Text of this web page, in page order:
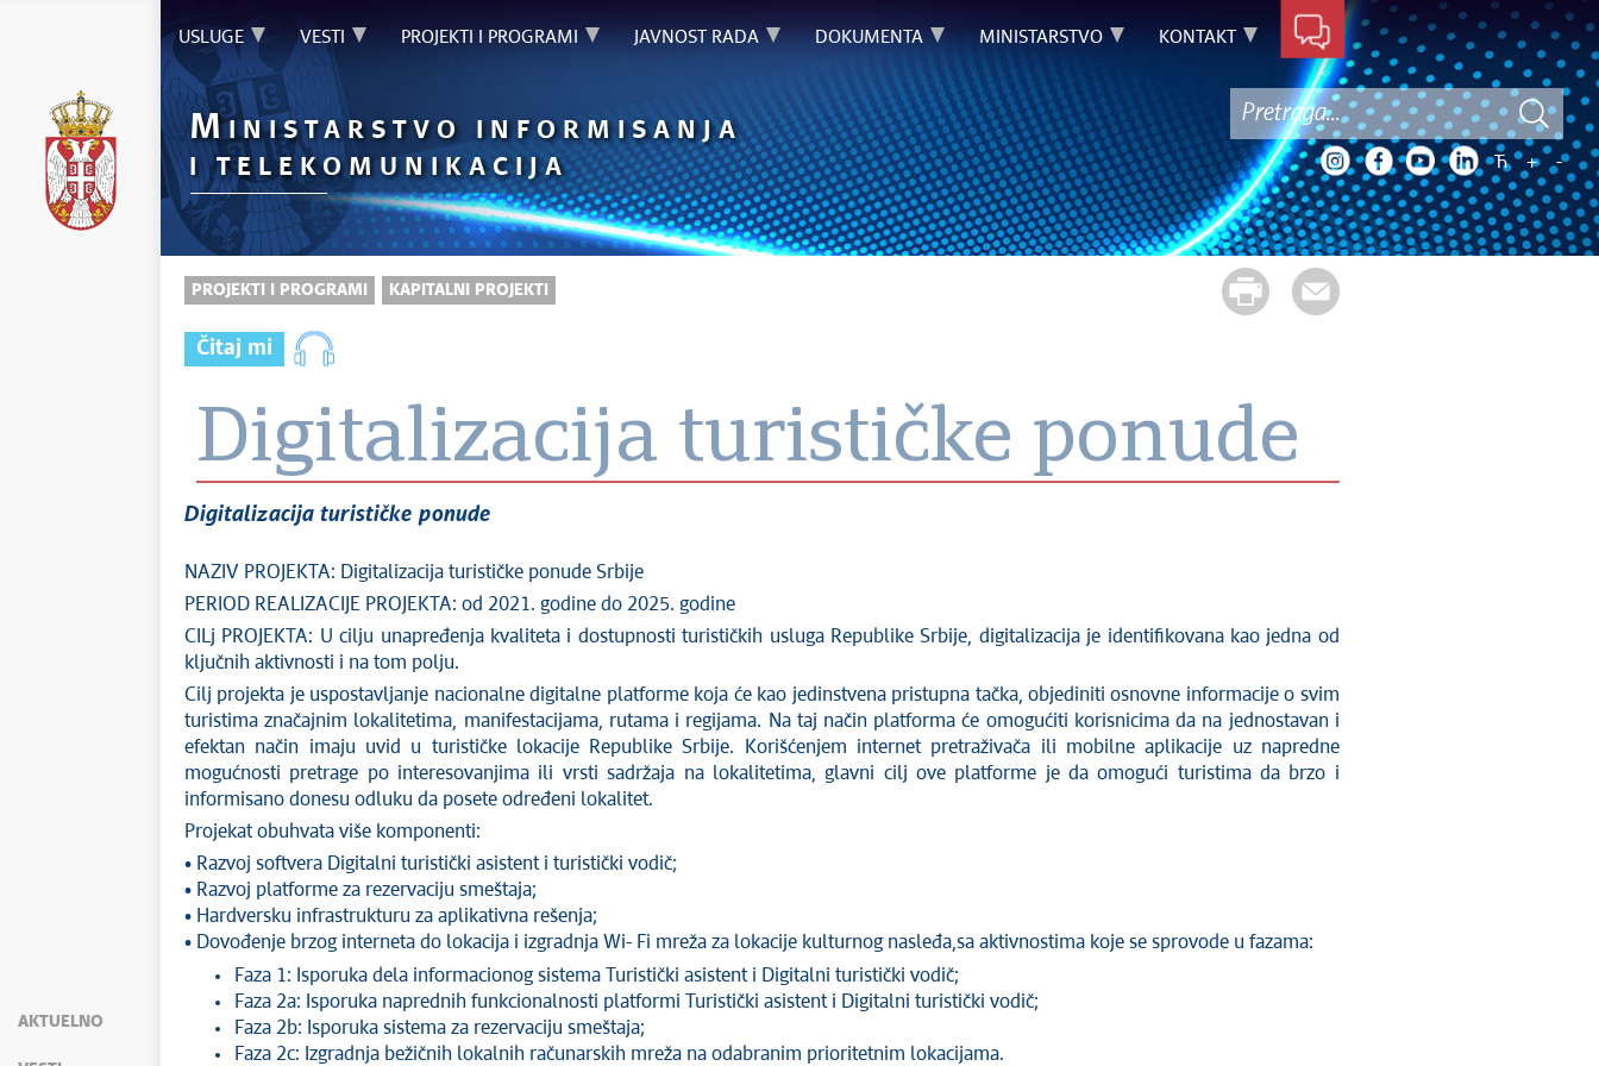
AKTUELNO
USLUGE VESTI PROJEKTI I PROGRAMI JAVNOST RADA DOKUMENTA MINISTARSTVO KONTAKT
M INISTARSTVO INFORMISANJA
I TELEKOMUNIKACIJA
Ћ + -
PROJEKTI I PROGRAMI KAPITALNI PROJEKTI
Čitaj mi
Digitalizacija turističke ponude
Digitalizacija turističke ponude
NAZIV PROJEKTA: Digitalizacija turističke ponude Srbije
PERIOD REALIZACIJE PROJEKTA: od 2021. godine do 2025. godine
CILj PROJEKTA: U cilju unapređenja kvaliteta i dostupnosti turističkih usluga Republike Srbije, digitalizacija je identifikovana kao jedna od
ključnih aktivnosti i na tom polju.
Cilj projekta je uspostavljanje nacionalne digitalne platforme koja će kao jedinstvena pristupna tačka, objediniti osnovne informacije o svim
turistima značajnim lokalitetima, manifestacijama, rutama i regijama. Na taj način platforma će omogućiti korisnicima da na jednostavan i
efektan način imaju uvid u turističke lokacije Republike Srbije. Korišćenjem internet pretraživača ili mobilne aplikacije uz napredne
mogućnosti pretrage po interesovanjima ili vrsti sadržaja na lokalitetima, glavni cilj ove platforme je da omogući turistima da brzo i
informisano donesu odluku da posete određeni lokalitet.
Projekat obuhvata više komponenti:
• Razvoj softvera Digitalni turistički asistent i turistički vodič;
• Razvoj platforme za rezervaciju smeštaja;
• Hardversku infrastrukturu za aplikativna rešenja;
• Dovođenje brzog interneta do lokacija i izgradnja Wi- Fi mreža za lokacije kulturnog nasleđa,sa aktivnostima koje se sprovode u fazama:
Faza 1: Isporuka dela informacionog sistema Turistički asistent i Digitalni turistički vodič;
Faza 2a: Isporuka naprednih funkcionalnosti platformi Turistički asistent i Digitalni turistički vodič;
Faza 2b: Isporuka sistema za rezervaciju smeštaja;
Faza 2c: Izgradnja bežičnih lokalnih računarskih mreža na odabranim prioritetnim lokacijama.